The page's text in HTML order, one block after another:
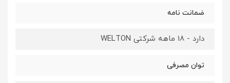
ضمانت نامه
دارد - 18 ماهه شرکتی WELTON
توان مصرفی